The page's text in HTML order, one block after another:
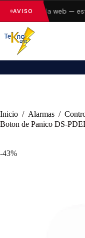
AVISO
errores en la web —
Inicio / Alarmas /
Boton de Panico DS-
-43%